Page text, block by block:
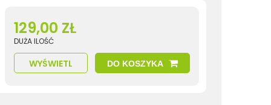
129,00 ZŁ
DUŻA ILOŚĆ
WYŚWIETL DO KOSZYKA